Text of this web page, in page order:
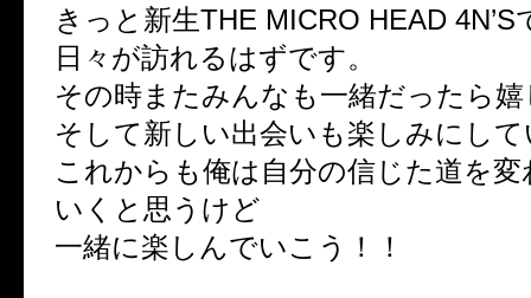
きっと新生THE MICRO HEAD
日々が訪れるはずです。
その時またみんなも一緒だったら
そして新しい出会いも楽しみにし
これからも俺は自分の信じた道を
いくと思うけど
一緒に楽しんでいこう！！